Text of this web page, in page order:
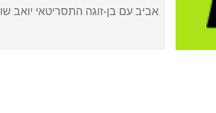
אביב עם בן-זוגה התסריטאי יואב